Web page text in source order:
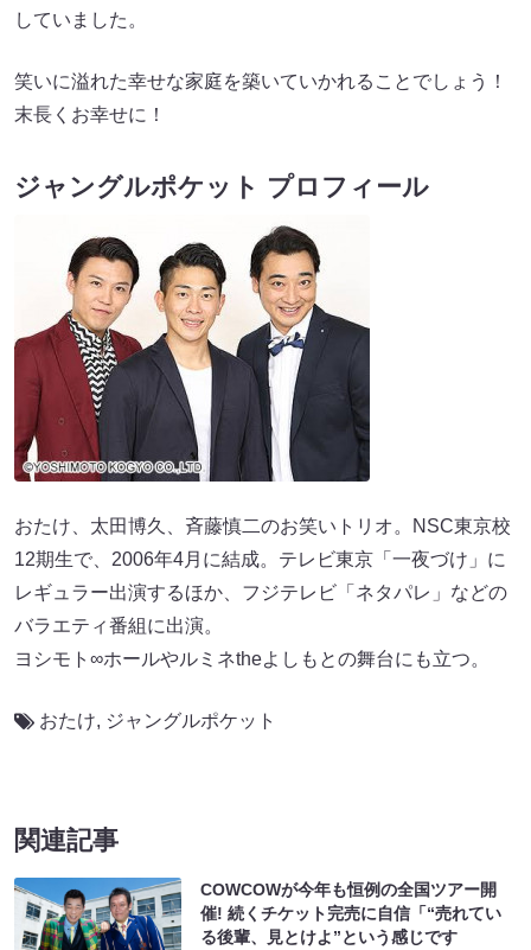
していました。
笑いに溢れた幸せな家庭を築いていかれることでしょう！
末長くお幸せに！
ジャングルポケット プロフィール
おたけ、太田博久、斉藤慎二のお笑いトリオ。NSC東京校
12期生で、2006年4月に結成。テレビ東京「一夜づけ」に
レギュラー出演するほか、フジテレビ「ネタパレ」などの
バラエティ番組に出演。
ヨシモト∞ホールやルミネtheよしもとの舞台にも立つ。
おたけ, ジャングルポケット
関連記事
COWCOWが今年も恒例の全国ツアー開
催! 続くチケット完売に自信「“売れてい
る後輩、見とけよ”という感じです